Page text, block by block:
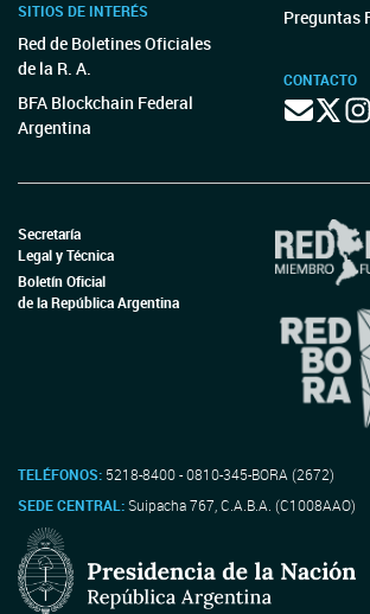
SITIOS DE INTERÉS
Red de Boletines Oficiales
de la R. A.
BFA Blockchain Federal
Argentina
Preguntas
CONTACTO
Secretaría
Legal y Técnica
Boletín Oficial
de la República Argentina
TELÉFONOS: 5218-8400 - 0810-345-BORA (2672)
SEDE CENTRAL:Suipacha 767, C.A.B.A. (C1008AAO)